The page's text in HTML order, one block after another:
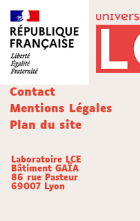
Contact
Mentions Légales
Plan du site
Laboratoire LCE
Bâtiment GAÏA
86 rue Pasteur
69007 Lyon